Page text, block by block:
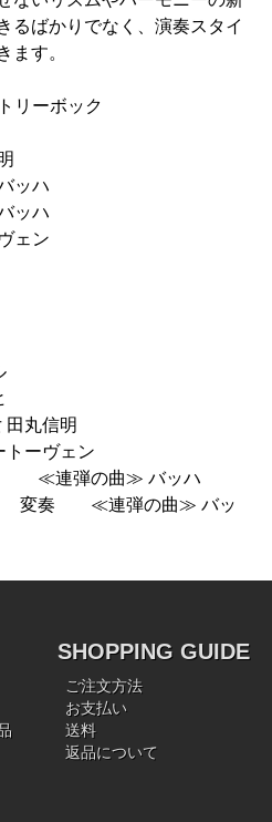
るばかりでなく、演奏スタイ
ます。
リーボック
ッハ
ッハ
ェン
田丸信明
トーヴェン
） ≪連弾の曲≫ バッハ
） 変奏 ≪連弾の曲≫ バッ
SHOPPING GUIDE
ご注文方法
お支払い
送料
返品について